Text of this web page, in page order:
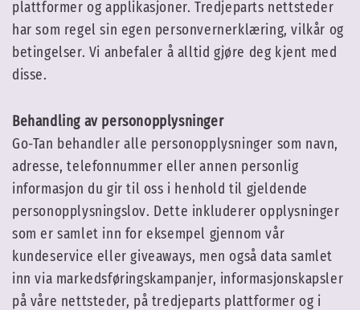
plattformer og applikasjoner. Tredjeparts nettsteder
har som regel sin egen personvernerklæring, vilkår og
betingelser. Vi anbefaler å alltid gjøre deg kjent med
disse.
Behandling av personopplysninger
Go-Tan behandler alle personopplysninger som navn,
adresse, telefonnummer eller annen personlig
informasjon du gir til oss i henhold til gjeldende
personopplysningslov. Dette inkluderer opplysninger
som er samlet inn for eksempel gjennom vår
kundeservice eller giveaways, men også data samlet
inn via markedsføringskampanjer, informasjonskapsler
på våre nettsteder, på tredjeparts plattformer og i